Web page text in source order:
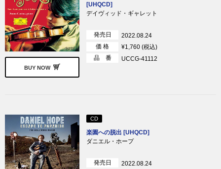
BUY NOW
[UHQCD]
デイヴィッド・ギャレット
発売日
2022.08.24
価 格
¥1,760 (税込)
品 番
UCCG-41112
CD
楽園への脱出 [UHQCD]
ダニエル・ホープ
発売日
2022.08.24